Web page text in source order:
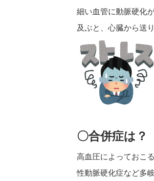
細い血管に動脈硬化
及ぶと、心臓から送
〇合併症は？
高血圧によっておこ
性動脈硬化症など多